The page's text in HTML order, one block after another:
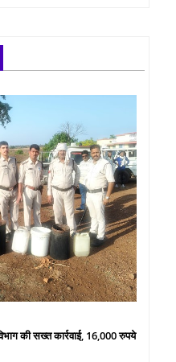
की सख्त कार्रवाई, 16,000 रुपये